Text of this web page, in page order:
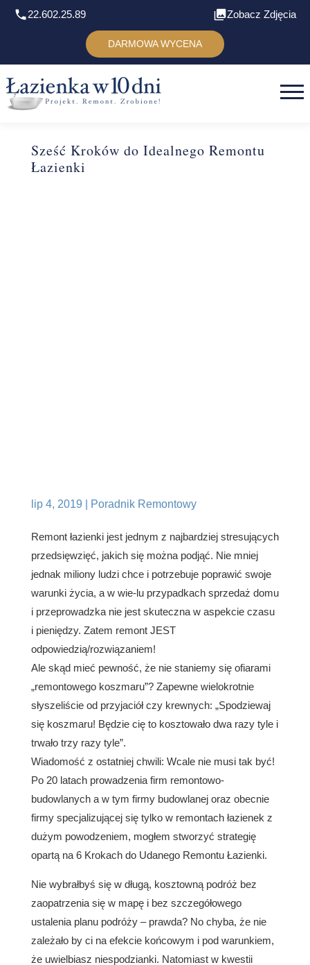
22.602.25.89 Zobacz Zdjęcia
DARMOWA WYCENA
Sześć Kroków do Idealnego Remontu
Łazienki
lip 4, 2019 Poradnik Remontowy
Remont łazienki jest jednym z najbardziej stresujących
przedsięwzięć, jakich się można podjąć. Nie mniej
jednak miliony ludzi chce i potrzebuje poprawić swoje
warunki życia, a w wie-lu przypadkach sprzedaż domu
i przeprowadzka nie jest skuteczna w aspekcie czasu
i pieniędzy. Zatem remont JEST
odpowiedzią/rozwiązaniem!
Ale skąd mieć pewność, że nie staniemy się ofiarami
„remontowego koszmaru”? Zapewne wielokrotnie
słyszeliście od przyjaciół czy krewnych: „Spodziewaj
się koszmaru! Będzie cię to kosztowało dwa razy tyle i
trwało trzy razy tyle”.
Wiadomość z ostatniej chwili: Wcale nie musi tak być!
Po 20 latach prowadzenia firm remontowo-
budowlanych a w tym firmy budowlanej oraz obecnie
firmy specjalizującej się tylko w remontach łazienek z
dużym powodzeniem, mogłem stworzyć strategię
opartą na 6 Krokach do Udanego Remontu Łazienki.
Nie wybrałbyś się w długą, kosztowną podróż bez
zaopatrzenia się w mapę i bez szczegółowego
ustalenia planu podróży – prawda? No chyba, że nie
zależało by ci na efekcie końcowym i pod warunkiem,
że uwielbiasz niespodzianki. Natomiast w kwestii